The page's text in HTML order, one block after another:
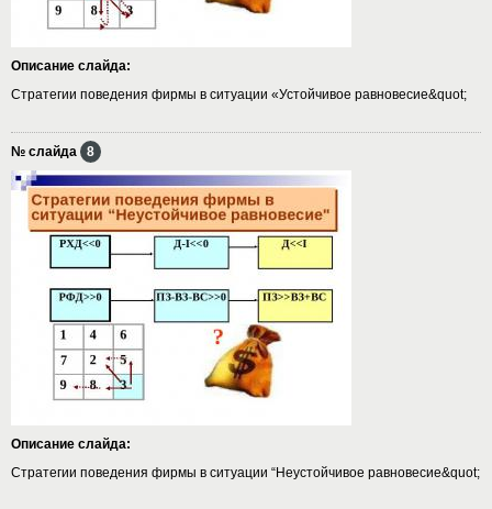
Описание слайда:
Стратегии поведения фирмы в ситуации «Устойчивое равновесие&quot;
№ слайда 8
Описание слайда:
Стратегии поведения фирмы в ситуации “Неустойчивое равновесие&quot;